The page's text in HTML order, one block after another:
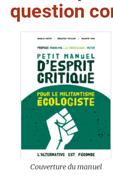
question
Couverture du manuel